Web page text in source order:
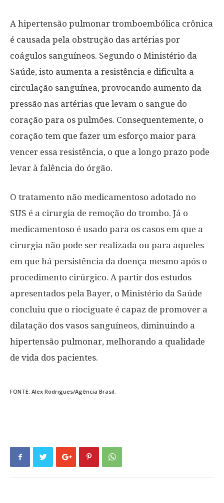
A hipertensão pulmonar tromboembólica crônica
é causada pela obstrução das artérias por
coágulos sanguíneos. Segundo o Ministério da
Saúde, isto aumenta a resistência e dificulta a
circulação sanguínea, provocando aumento da
pressão nas artérias que levam o sangue do
coração para os pulmões. Consequentemente, o
coração tem que fazer um esforço maior para
vencer essa resistência, o que a longo prazo pode
levar à falência do órgão.
O tratamento não medicamentoso adotado no
SUS é a cirurgia de remoção do trombo. Já o
medicamentoso é usado para os casos em que a
cirurgia não pode ser realizada ou para aqueles
em que há persistência da doença mesmo após o
procedimento cirúrgico. A partir dos estudos
apresentados pela Bayer, o Ministério da Saúde
concluiu que o riociguate é capaz de promover a
dilatação dos vasos sanguíneos, diminuindo a
hipertensão pulmonar, melhorando a qualidade
de vida dos pacientes.
FONTE: Alex Rodrigues/Agência Brasil.